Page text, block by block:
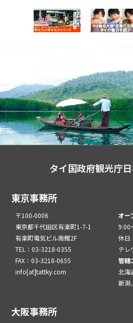
タイ国政府観光庁
東京事務所
〒100-0006
東京都千代田区有楽町1-7-1
有楽町電気ビル南館2F
TEL：03-3218-0355
FAX：03-3218-0655
info[at]tattky.com
オー
9:00
休日
テレ
管轄
北海
新潟
大阪事務所